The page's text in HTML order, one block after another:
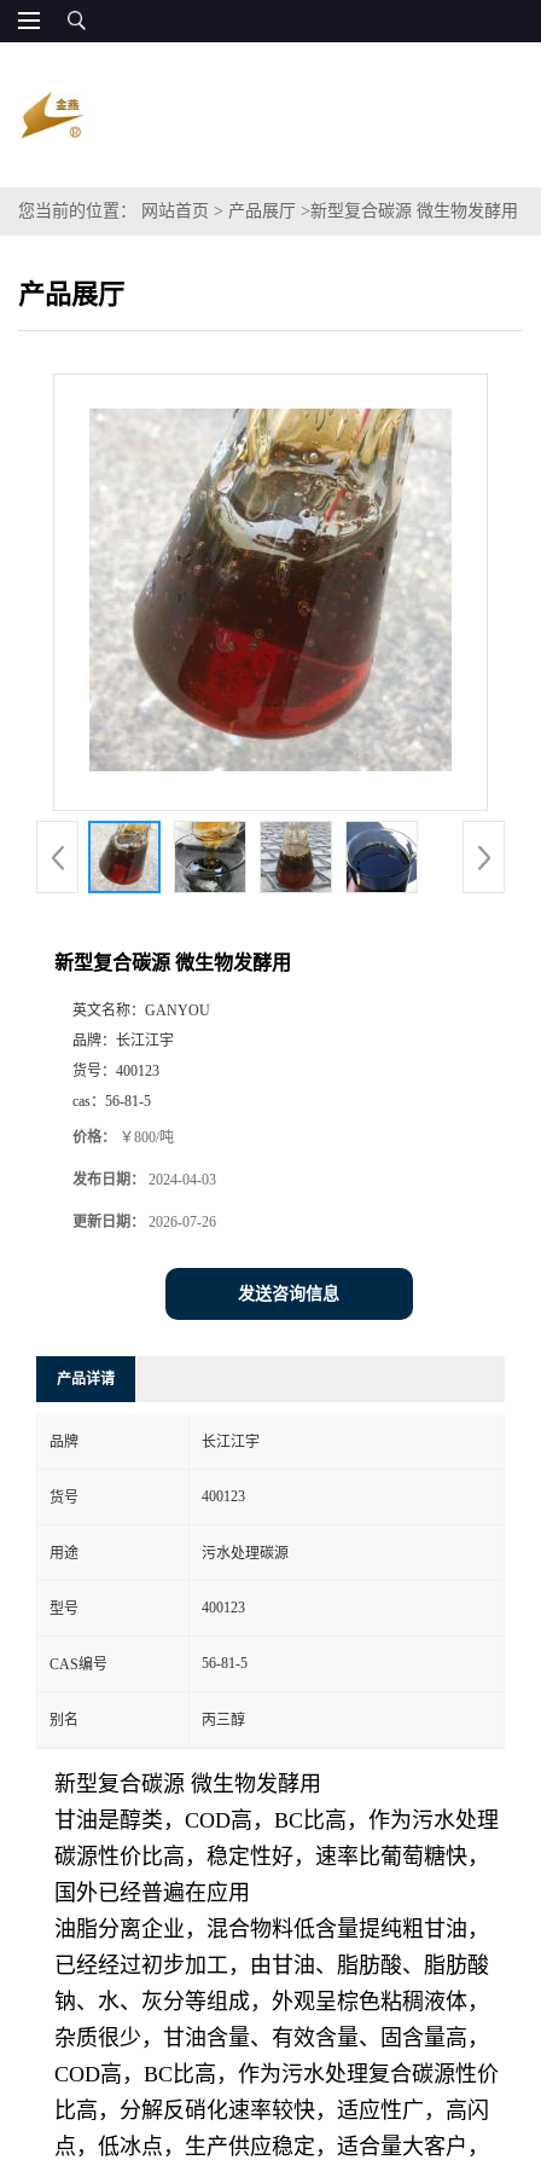
您当前的位置： 网站首页 > 产品展厅 >新型复合碳源 微生物发酵用
产品展厅
新型复合碳源 微生物发酵用
英文名称： GANYOU
品牌： 长江江宇
货号： 400123
cas： 56-81-5
价格： ￥800/吨
发布日期： 2024-04-03
更新日期： 2026-07-26
发送咨询信息
产品详请
品牌 长江江宇
货号 400123
用途 污水处理碳源
型号 400123
CAS编号 56-81-5
别名 丙三醇
新型复合碳源 微生物发酵用
甘油是醇类，COD高，BC比高，作为污水处理
碳源性价比高，稳定性好，速率比葡萄糖快，
国外已经普遍在应用
油脂分离企业，混合物料低含量提纯粗甘油，
已经经过初步加工， 由甘油、脂肪酸、脂肪酸
钠、水、灰分等组成，外观呈棕色粘稠液体，
杂质很少，甘油含量、有效含量、固含量高，
COD高，BC比高，作为污水处理复合碳源性价
比高，分解反硝化速率较快，适应性广，高闪
点，低冰点，生产供应稳定，适合量大客户，